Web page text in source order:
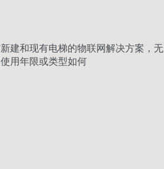
建和现有电梯的物联网解决方案，无
用年限或类型如何